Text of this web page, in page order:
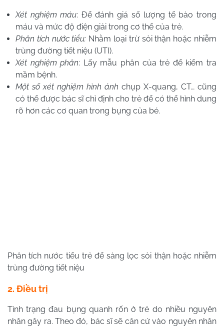
Xét nghiệm máu: Để đánh giá số lượng tế bào trong
máu và mức độ điện giải trong cơ thể của trẻ.
Phân tích nước tiểu: Nhằm loại trừ sỏi thận hoặc nhiễm
trùng đường tiết niệu (UTI).
Xét nghiệm phân: Lấy mẫu phân của trẻ để kiểm tra
mầm bệnh.
Một số xét nghiệm hình ảnh chụp X-quang, CT… cũng
có thể được bác sĩ chỉ định cho trẻ để có thể hình dung
rõ hơn các cơ quan trong bụng của bé.
Phân tích nước tiểu trẻ để sàng lọc sỏi thận hoặc nhiễm
trùng đường tiết niệu
2. Điều trị
Tình trạng đau bụng quanh rốn ở trẻ do nhiều nguyên
nhân gây ra. Theo đó, bác sĩ sẽ căn cứ vào nguyên nhân